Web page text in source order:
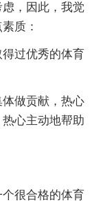
，因此，我觉
质：
过优秀的体育
做贡献，热心
心主动地帮助
很合格的体育